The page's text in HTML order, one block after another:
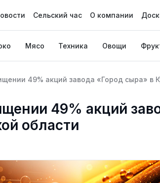
Сельский час О компании
Мясо Техника Овощи
49% акций завода «Город сыра» в
49% акций
области